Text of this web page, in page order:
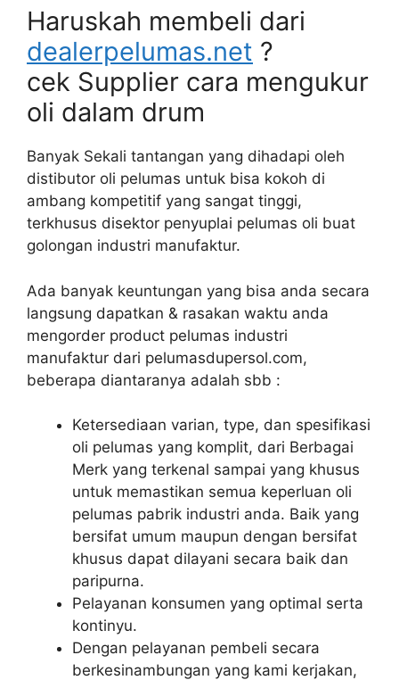
Haruskah membeli dari
dealerpelumas.net ?
cek Supplier cara mengukur
oli dalam drum
Banyak Sekali tantangan yang dihadapi oleh
distibutor oli pelumas untuk bisa kokoh di
ambang kompetitif yang sangat tinggi,
terkhusus disektor penyuplai pelumas oli buat
golongan industri manufaktur.
Ada banyak keuntungan yang bisa anda secara
langsung dapatkan & rasakan waktu anda
mengorder product pelumas industri
manufaktur dari pelumasdupersol.com,
beberapa diantaranya adalah sbb :
Ketersediaan varian, type, dan spesifikasi
oli pelumas yang komplit, dari Berbagai
Merk yang terkenal sampai yang khusus
untuk memastikan semua keperluan oli
pelumas pabrik industri anda. Baik yang
bersifat umum maupun dengan bersifat
khusus dapat dilayani secara baik dan
paripurna.
Pelayanan konsumen yang optimal serta
kontinyu.
Dengan pelayanan pembeli secara
berkesinambungan yang kami kerjakan,